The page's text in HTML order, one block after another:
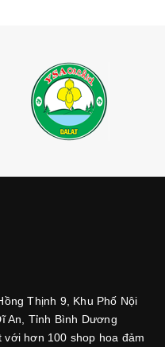
Thịnh 9, Khu Phố Nội
An, Tỉnh Bình Dương
với hơn 100 shop hoa đảm